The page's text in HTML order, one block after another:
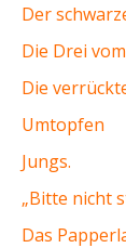
Der
Die Drei
Die
Umtopfen
Jungs.
„Bitte nicht
Das